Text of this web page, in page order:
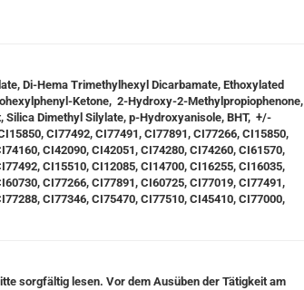
Di-Hema Trimethylhexyl Dicarbamate, Ethoxylated
Ketone, 2-Hydroxy-2-Methylpropiophenone,
Dimethyl Silylate, p-Hydroxyanisole, BHT, +/-
CI77492, CI77491, CI77891, CI77266, CI15850,
CI42090, CI42051, CI74280, CI74260, CI61570,
CI15510, CI12085, CI14700, CI16255, CI16035,
CI77266, CI77891, CI60725, CI77019, CI77491,
CI77346, CI75470, CI77510, CI45410, CI77000,
sorgfältig lesen. Vor dem Ausüben der Tätigkeit am